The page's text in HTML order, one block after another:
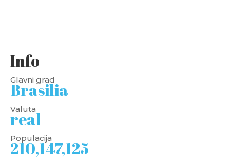
Info
Glavni grad
Brasilia
Valuta
real
Populacija
210,147,125